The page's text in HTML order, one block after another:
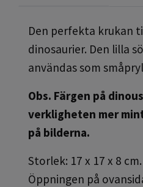
Den perfekta krukan
dinosaurier. Den lilla
användas som
Obs. Färgen på
verkligheten mer
på bilderna.
Storlek: 17 x 17 x 8 cm.
Öppningen på